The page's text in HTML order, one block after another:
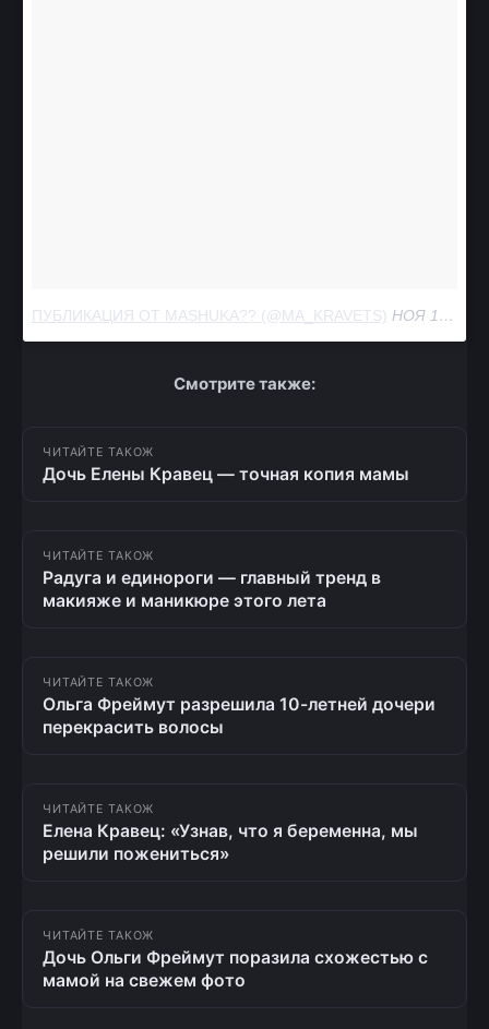
ПУБЛИКАЦИЯ ОТ MASHUKA?‍? (@MA_KRAVETS) НОЯ 19 2016 В 9:47 PST
Смотрите также:
ЧИТАЙТЕ ТАКОЖ
Дочь Елены Кравец — точная копия мамы
ЧИТАЙТЕ ТАКОЖ
Радуга и единороги — главный тренд в
макияже и маникюре этого лета
ЧИТАЙТЕ ТАКОЖ
Ольга Фреймут разрешила 10-летней дочери
перекрасить волосы
ЧИТАЙТЕ ТАКОЖ
Елена Кравец: «Узнав, что я беременна, мы
решили пожениться»
ЧИТАЙТЕ ТАКОЖ
Дочь Ольги Фреймут поразила схожестью с
мамой на свежем фото